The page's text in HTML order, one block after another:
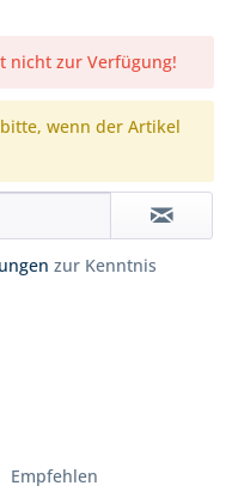
nicht zur Verfügung!
wenn der Artikel
zur Kenntnis
Empfehlen